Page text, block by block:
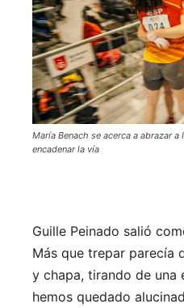
María Benach se acerca a abrazar
encadenar la vía
Guille Peinado salió
Más que trepar parecía
y chapa, tirando de una
hemos quedado